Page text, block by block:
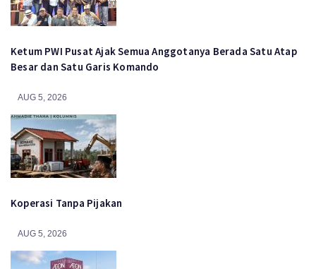
Ketum PWI Pusat Ajak Semua Anggotanya Berada Satu Atap
Besar dan Satu Garis Komando
AUG 5, 2026
Koperasi Tanpa Pijakan
AUG 5, 2026